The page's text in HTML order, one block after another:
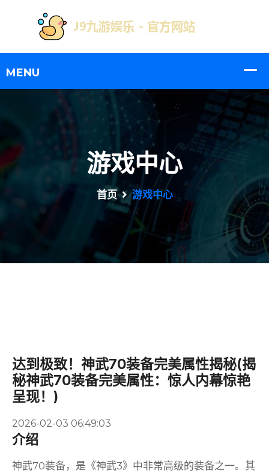
游戏中心
首页 游戏中心
达到极致！神武70装备完美属性揭秘(揭
秘神武70装备完美属性：惊人内幕惊艳
呈现！)
2026-02-03 06:49:03
介绍
神武70装备，是《神武3》中非常高级的装备之一。其